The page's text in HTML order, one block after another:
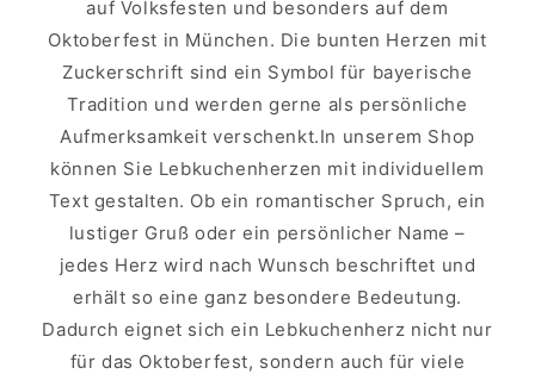
auf Volksfesten und besonders auf dem
Oktoberfest in München. Die bunten Herzen mit
Zuckerschrift sind ein Symbol für bayerische
Tradition und werden gerne als persönliche
Aufmerksamkeit verschenkt.In unserem Shop
können Sie Lebkuchenherzen mit individuellem
Text gestalten. Ob ein romantischer Spruch, ein
lustiger Gruß oder ein persönlicher Name –
jedes Herz wird nach Wunsch beschriftet und
erhält so eine ganz besondere Bedeutung.
Dadurch eignet sich ein Lebkuchenherz nicht nur
für das Oktoberfest, sondern auch für viele